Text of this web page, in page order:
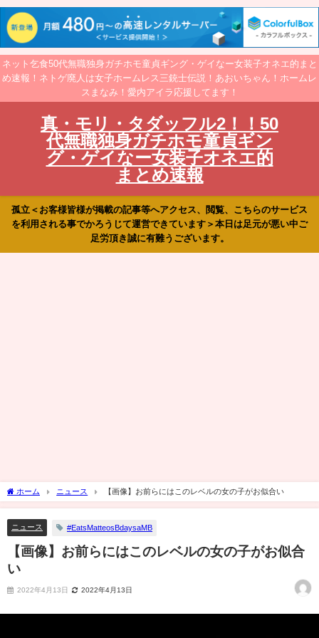
ネット乞食50代無職独身ガチホモ童貞ギング・ゲイなー女装子オネエ的まと
め速報！ネトゲ廃人は女子ホームレス三銃士伝説！あおいちゃん！ホームレ
スまなみ！愛内アイラ応援してます！
真・モリ・タダッフル2！！50
代無職独身ガチホモ童貞ギン
グ・ゲイなー女装子オネエ的
まとめ速報
孤立＜お客様皆様が掲載の記事等へアクセス、閲覧、こちらのサービス
を利用される事でかろうじて運営できています＞本日は足元が悪い中ご
足労頂き誠に有難うございます。
ホーム ニュース 【画像】お前らにはこのレベルの女の子がお似合い
ニュース #EatsMatteosBdaysaMB
【画像】お前らにはこのレベルの女の子がお似合
い
2022年4月13日 2022年4月13日